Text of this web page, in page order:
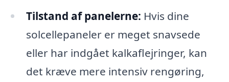
Tilstand af panelerne: Hvis dine
solcellepaneler er meget snavsede
eller har indgået kalkaflejringer, kan
det kræve mere intensiv rengøring,